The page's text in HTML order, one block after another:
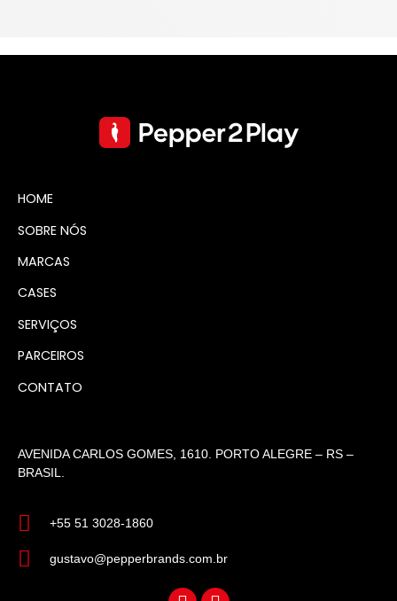
HOME
SOBRE NÓS
MARCAS
CASES
SERVIÇOS
PARCEIROS
CONTATO
AVENIDA CARLOS GOMES, 1610. PORTO ALEGRE – RS –
BRASIL.
+55 51 3028-1860
gustavo@pepperbrands.com.br